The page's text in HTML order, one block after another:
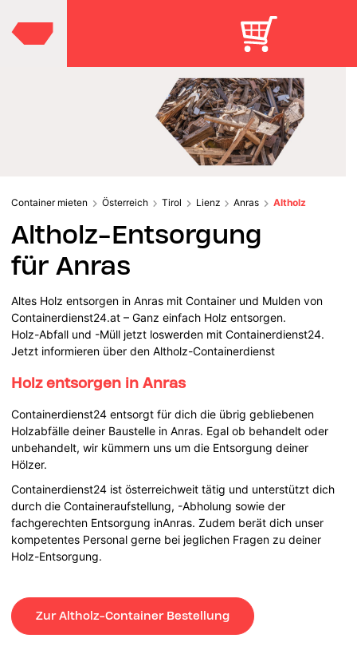
Container mieten Österreich Tirol Lienz Anras Altholz
Altholz-Entsorgung
für Anras
Altes Holz entsorgen in Anras mit Container und Mulden von
Containerdienst24.at – Ganz einfach Holz entsorgen.
Holz-Abfall und -Müll jetzt loswerden mit Containerdienst24.
Jetzt informieren über den Altholz-Containerdienst
Holz entsorgen in Anras
Containerdienst24 entsorgt für dich die übrig gebliebenen
Holzabfälle deiner Baustelle in Anras. Egal ob behandelt oder
unbehandelt, wir kümmern uns um die Entsorgung deiner
Hölzer.
Containerdienst24 ist österreichweit tätig und unterstützt dich
durch die Containeraufstellung, -Abholung sowie der
fachgerechten Entsorgung inAnras. Zudem berät dich unser
kompetentes Personal gerne bei jeglichen Fragen zu deiner
Holz-Entsorgung.
Zur Altholz-Container Bestellung